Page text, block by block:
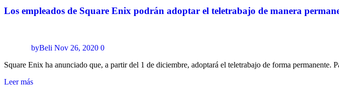
Los empleados de Square Enix podrán adoptar el teletrabajo de manera
byBeli Nov 26, 2020 0
Square Enix ha anunciado que, a partir del 1 de diciembre, adoptará el teletrabajo de forma permanente.
Leer más